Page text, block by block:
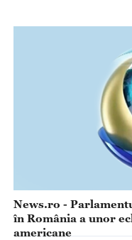
News.ro -
în România a unor
americane